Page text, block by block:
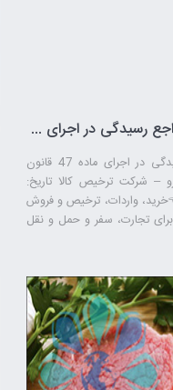
نحوه پاسخگویی به استعلام مراجع رسیدگی در اجرای ماده 47 قانون مبارزه با قاچاق کالا و ارز – تهران پیشرو – شرکت ترخیص کالا
نحوه پاسخگویی به استعلام مراجع رسیدگی در اجرای ماده 47 قانون
– شرکت ترخیص کالا تاریخ:
1397 شماره: 1433086/97 👈خرید، واردات، ترخیص و فروش
تجارت، سفر و حمل ‌و نقل